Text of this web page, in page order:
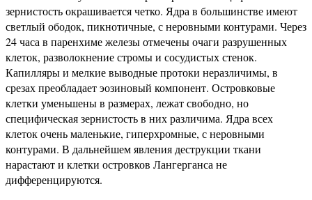
зернистость окрашивается четко. Ядра в большинстве имеют
светлый ободок, пикнотичные, с неровными контурами. Через
24 часа в паренхиме железы отмечены очаги разрушенных
клеток, разволокнение стромы и сосудистых стенок.
Капилляры и мелкие выводные протоки неразличимы, в
срезах преобладает эозиновый компонент. Островковые
клетки уменьшены в размерах, лежат свободно, но
специфическая зернистость в них различима. Ядра всех
клеток очень маленькие, гиперхромные, с неровными
контурами. В дальнейшем явления деструкции ткани
нарастают и клетки островков Лангерганса не
дифференцируются.